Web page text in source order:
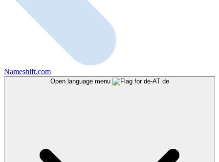
Nameshift.com
Open language menu de